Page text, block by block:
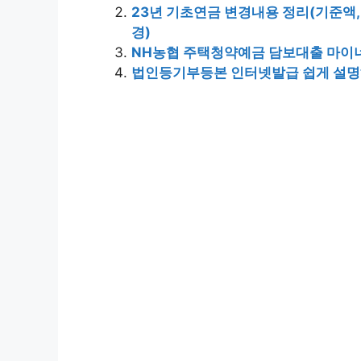
23년 기초연금 변경내용 정리(기준액
경)
NH농협 주택청약예금 담보대출 마이
법인등기부등본 인터넷발급 쉽게 설